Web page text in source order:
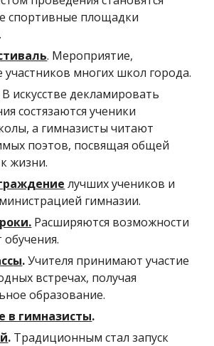
спортивные площадки
. Мероприятие,
многих школ города.
В искусстве декламировать
состязаются ученики
а гимназисты читают
поэтов, посвящая общей
жизни.
лучших учеников и
гимназии.
Расширяются возможности
ы.Учителя принимают участие
встречах, получая
образование.
в гимназисты.
. Традиционным стал запуск